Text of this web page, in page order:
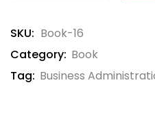
SKU: Book-16
Category: Book
Tag: Business